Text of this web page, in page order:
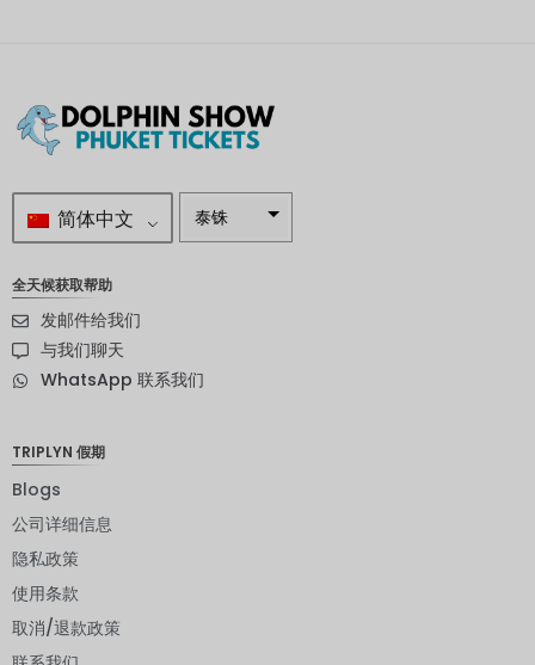
简体中文 泰铢
挪威克朗
全天候获取帮助
发邮件给我们
与我们聊天
WhatsApp 联系我们
TRIPLYN 假期
Blogs
公司详细信息
隐私政策
使用条款
取消/退款政策